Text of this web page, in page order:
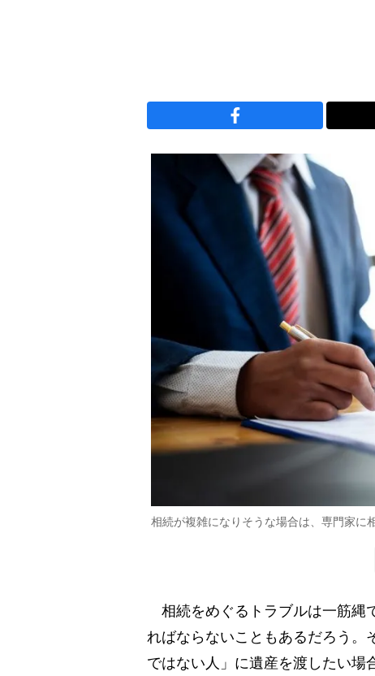
相続が複雑になりそうな場合は、専門家に
相続をめぐるトラブルは一筋縄
ればならないこともあるだろう。
ではない人」に遺産を渡したい場